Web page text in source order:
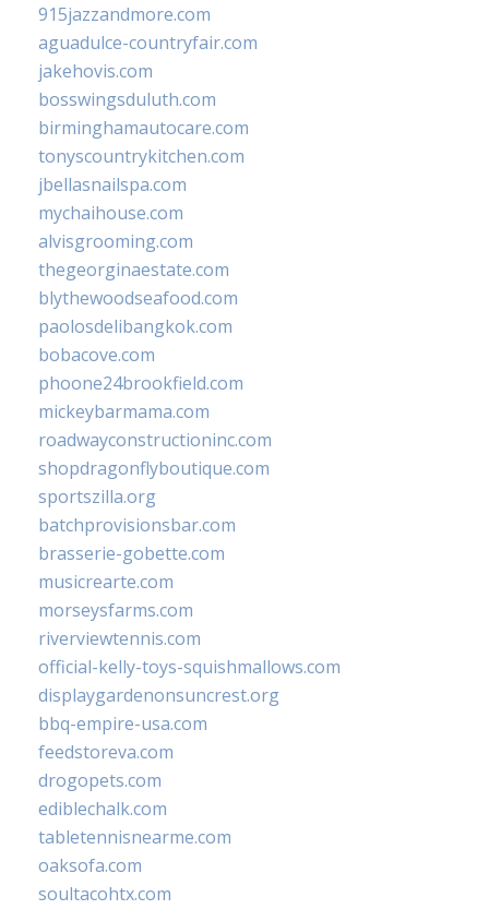
915jazzandmore.com
aguadulce-countryfair.com
jakehovis.com
bosswingsduluth.com
birminghamautocare.com
tonyscountrykitchen.com
jbellasnailspa.com
mychaihouse.com
alvisgrooming.com
thegeorginaestate.com
blythewoodseafood.com
paolosdelibangkok.com
bobacove.com
phoone24brookfield.com
mickeybarmama.com
roadwayconstructioninc.com
shopdragonflyboutique.com
sportszilla.org
batchprovisionsbar.com
brasserie-gobette.com
musicrearte.com
morseysfarms.com
riverviewtennis.com
official-kelly-toys-squishmallows.com
displaygardenonsuncrest.org
bbq-empire-usa.com
feedstoreva.com
drogopets.com
ediblechalk.com
tabletennisnearme.com
oaksofa.com
soultacohtx.com